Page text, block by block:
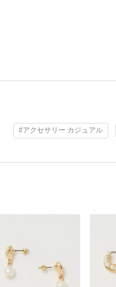
#アクセサリー カジュアル